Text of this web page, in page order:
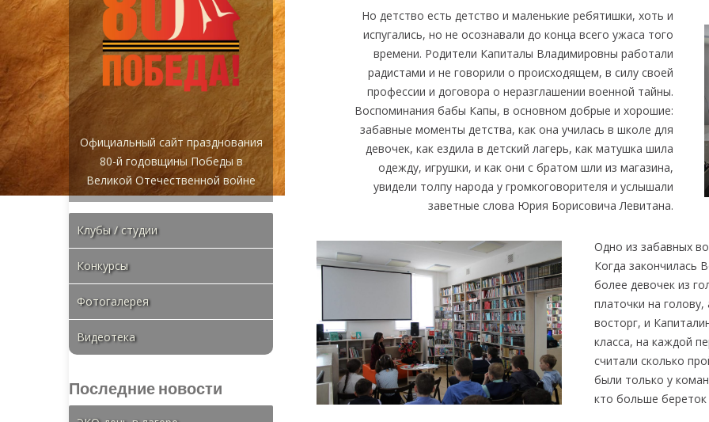
Но детство есть детство и маленькие ребятишки, хоть и
испугались, но не осознавали до конца всего ужаса того
времени. Родители Капиталы Владимировны работали
радистами и не говорили о происходящем, в силу своей
профессии и договора о неразглашении военной тайны.
Воспоминания бабы Капы, в основном добрые и хорошие:
забавные моменты детства, как она училась в школе для
девочек, как ездила в детский лагерь, как матушка шила
одежду, игрушки, и как они с братом шли из магазина,
увидели толпу народа у громкоговорителя и услышали
заветные слова Юрия Борисовича Левитана.
Одно из забавных
Когда закончилась
более девочек из
платочки на
восторг, и
класса, на каждой
считали сколько
были только у
кто больше береток
Официальный сайт празднования
80-й годовщины Победы в
Великой Отечественной войне
Клубы / студии
Конкурсы
Фотогалерея
Видеотека
Последние новости